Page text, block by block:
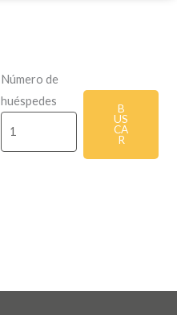
Número de
huéspedes